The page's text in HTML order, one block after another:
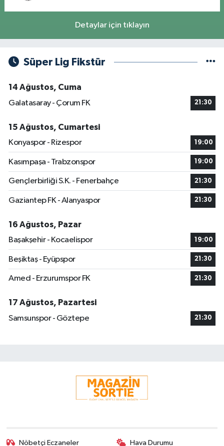
Detaylar için tıklayın
Süper Lig Fikstür
14 Ağustos, Cuma
Galatasaray - Çorum FK
21:30
15 Ağustos, Cumartesi
Konyaspor - Rizespor
19:00
Kasımpaşa - Trabzonspor 19:00
Gençlerbirliği S.K. - Fenerbahçe 21:30
Gaziantep FK - Alanyaspor 21:30
16 Ağustos, Pazar
Başakşehir - Kocaelispor
19:00
Beşiktaş - Eyüpspor 21:30
Amed - Erzurumspor FK 21:30
17 Ağustos, Pazartesi
Samsunspor - Göztepe
21:30
Nöbetçi Eczaneler Hava Durumu